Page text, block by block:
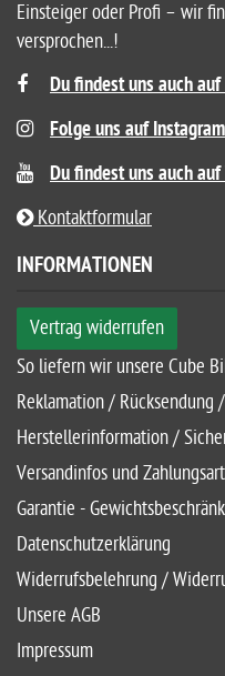
Einsteiger oder Profi – wir
versprochen...!
Du findest uns auch
Folge uns auf Instagram
Du findest uns auch
Kontaktformular
INFORMATIONEN
Vertrag widerrufen
So liefern wir unsere Cube
Reklamation / Rücksendung
Herstellerinformation /
Versandinfos und
Garantie -
Datenschutzerklärung
Widerrufsbelehrung /
Unsere AGB
Impressum